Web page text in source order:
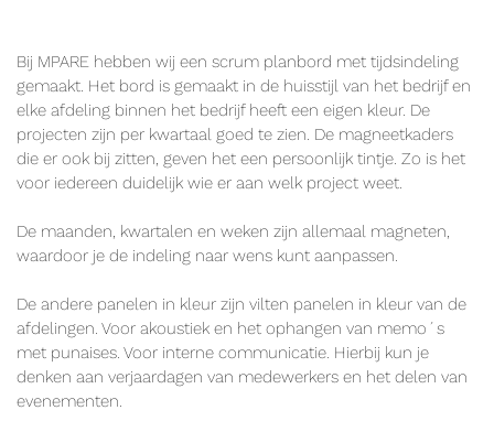
Bij MPARE hebben wij een scrum planbord met tijdsindeling
gemaakt. Het bord is gemaakt in de huisstijl van het bedrijf en
elke afdeling binnen het bedrijf heeft een eigen kleur. De
projecten zijn per kwartaal goed te zien. De magneetkaders
die er ook bij zitten, geven het een persoonlijk tintje. Zo is het
voor iedereen duidelijk wie er aan welk project weet.
De maanden, kwartalen en weken zijn allemaal magneten,
waardoor je de indeling naar wens kunt aanpassen.
De andere panelen in kleur zijn vilten panelen in kleur van de
afdelingen. Voor akoustiek en het ophangen van memo´s
met punaises. Voor interne communicatie. Hierbij kun je
denken aan verjaardagen van medewerkers en het delen van
evenementen.